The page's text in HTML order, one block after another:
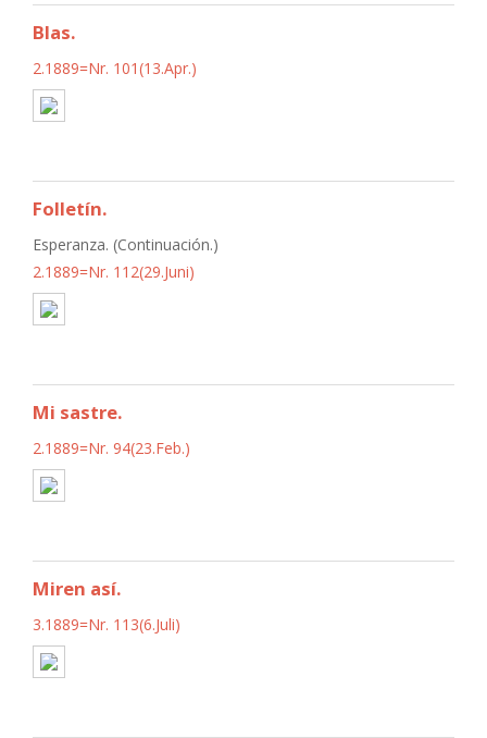
Blas.
2.1889=Nr. 101(13.Apr.)
Folletín.
Esperanza. (Continuación.)
2.1889=Nr. 112(29.Juni)
Mi sastre.
2.1889=Nr. 94(23.Feb.)
Miren así.
3.1889=Nr. 113(6.Juli)